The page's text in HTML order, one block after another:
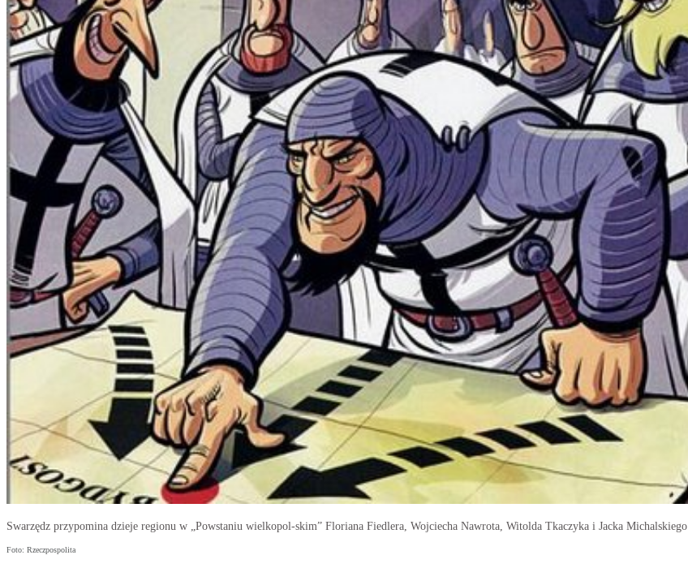
Swarzędz przypomina dzieje regionu w „Powstaniu wielkopol-skim” Floriana Fiedlera, Wojciecha Nawrota, Witolda Tkaczyka i Jacka Michalskiego
Foto: Rzeczpospolita